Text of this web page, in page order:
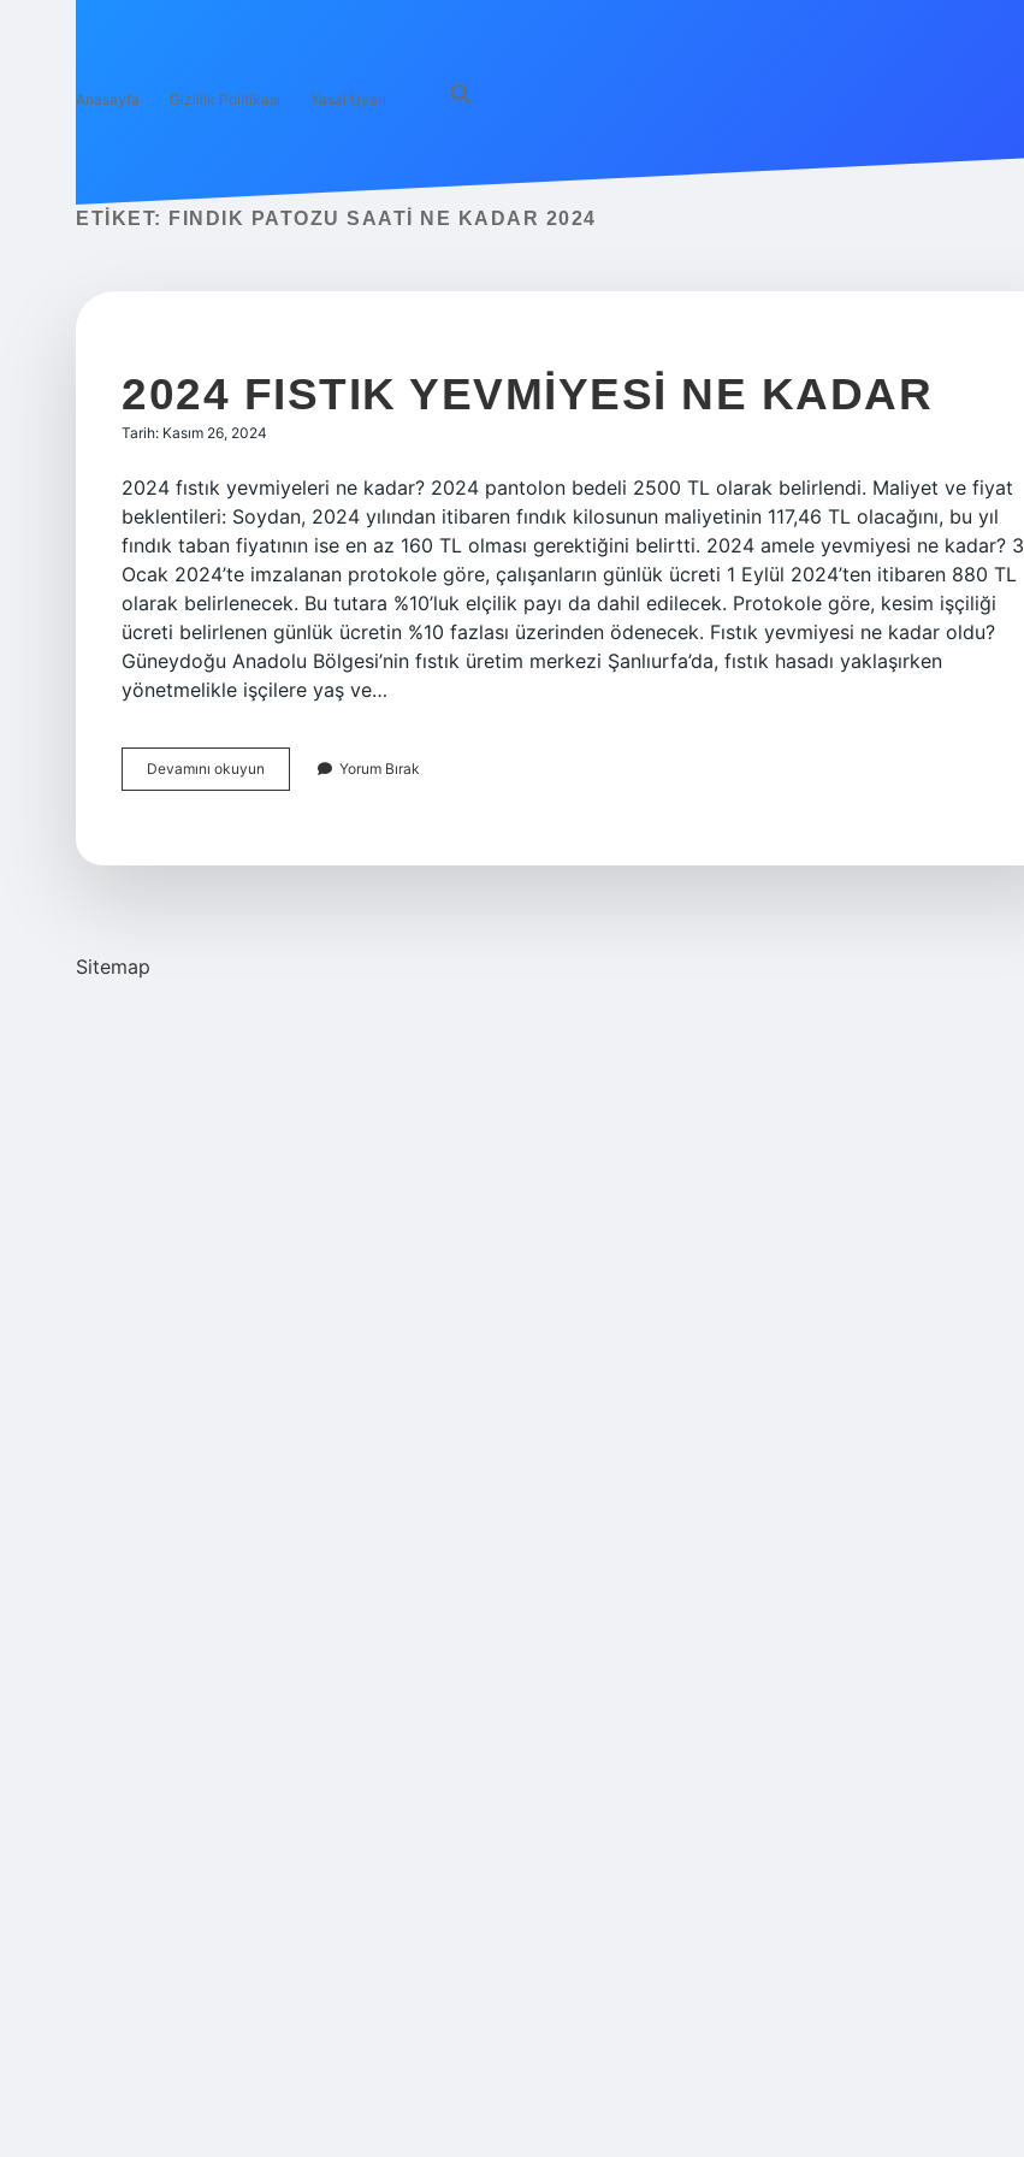
Anasayfa Gizlilik Politikası Yasal Uyarı
ETIKET: FINDIK PATOZU SAATI NE KADAR 2024
2024 FISTIK YEVMIYESI NE KADAR
Tarih: Kasım 26, 2024
2024 fıstık yevmiyeleri ne kadar? 2024 pantolon bedeli 2500 TL olarak belirlendi. Maliyet ve fiyat
beklentileri: Soydan, 2024 yılından itibaren fındık kilosunun maliyetinin 117,46 TL olacağını, bu yıl
fındık taban fiyatının ise en az 160 TL olması gerektiğini belirtti. 2024 amele yevmiyesi ne kadar? 3
Ocak 2024’te imzalanan protokole göre, çalışanların günlük ücreti 1 Eylül 2024’ten itibaren 880 TL
olarak belirlenecek. Bu tutara %10’luk elçilik payı da dahil edilecek. Protokole göre, kesim işçiliği
ücreti belirlenen günlük ücretin %10 fazlası üzerinden ödenecek. Fıstık yevmiyesi ne kadar oldu?
Güneydoğu Anadolu Bölgesi’nin fıstık üretim merkezi Şanlıurfa’da, fıstık hasadı yaklaşırken
yönetmelikle işçilere yaş ve…
Devamını okuyun
Fıstık
Yorum Bırak
Sitemap